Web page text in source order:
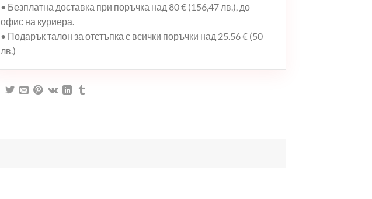
• Безплатна доставка при поръчка над 80 € (156,47 лв.), до
офис на куриера.
• Подарък талон за отстъпка с всички поръчки над 25.56 € (50
лв.)